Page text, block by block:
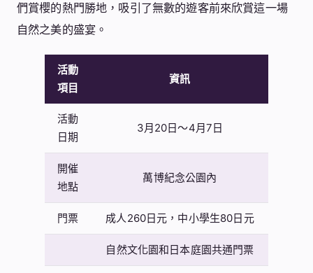
們賞櫻的熱門勝地，吸引了無數的遊客前來欣賞這一場
自然之美的盛宴。
活動
項目
資訊
活動
日期
3月20日～4月7日
開催
地點
萬博紀念公園內
門票 成人260日元，中小學生80日元
自然文化園和日本庭園共通門票